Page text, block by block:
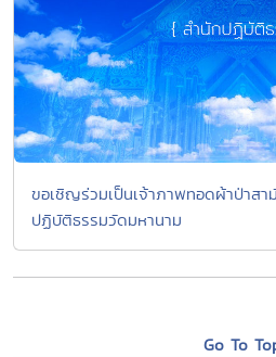
ขอเชิญร่วมเป็นเจ้าภาพทอดผ้าป่าส
ปฏิบัติธรรมวัดมหานาม
Go To